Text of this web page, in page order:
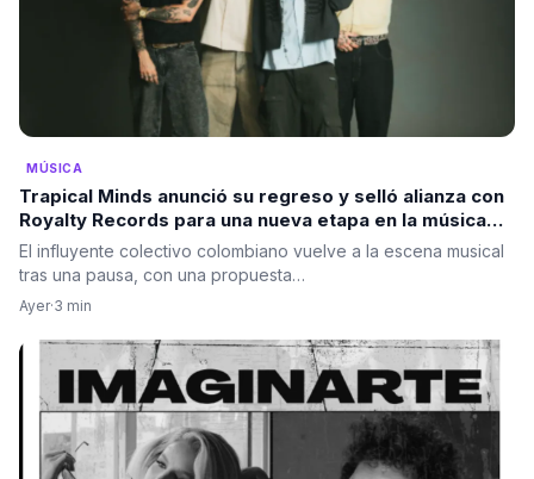
MÚSICA
Trapical Minds anunció su regreso y selló alianza con
Royalty Records para una nueva etapa en la música
urbana
El influyente colectivo colombiano vuelve a la escena musical
tras una pausa, con una propuesta…
Ayer·3 min